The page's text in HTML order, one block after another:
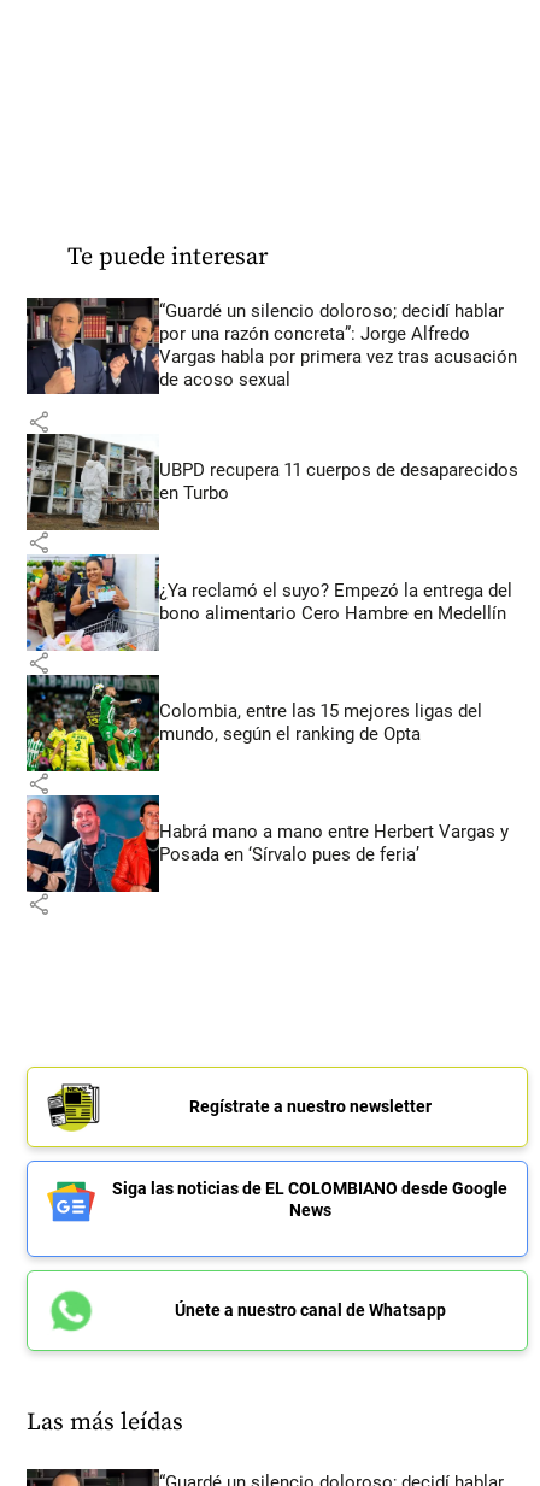
Te puede interesar
“Guardé un silencio doloroso; decidí hablar
por una razón concreta”: Jorge Alfredo
Vargas habla por primera vez tras acusación
de acoso sexual
share
UBPD recupera 11 cuerpos de desaparecidos
en Turbo
share
¿Ya reclamó el suyo? Empezó la entrega del
bono alimentario Cero Hambre en Medellín
share
Colombia, entre las 15 mejores ligas del
mundo, según el ranking de Opta
share
Habrá mano a mano entre Herbert Vargas y
Posada en ‘Sírvalo pues de feria’
share
Regístrate a nuestro newsletter
Siga las noticias de EL COLOMBIANO desde Google
News
Únete a nuestro canal de Whatsapp
Las más leídas